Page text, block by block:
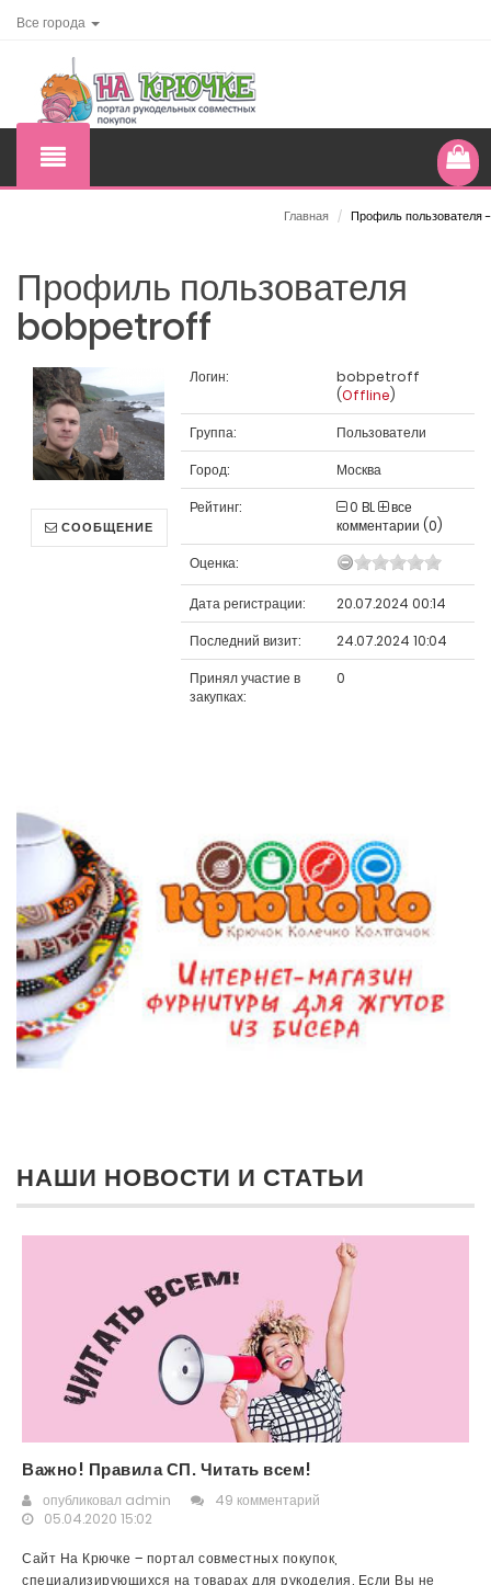
Все города
Главная / Профиль пользователя -
Профиль пользователя
bobpetroff
СООБЩЕНИЕ
Логин:
bobpetroff
(Offline)
Группа:
Пользователи
Город:
Москва
Рейтинг:
0 BL
все
комментарии (0)
Оценка:
Дата регистрации:
20.07.2024 00:14
Последний визит:
24.07.2024 10:04
Принял участие в
закупках:
0
НАШИ НОВОСТИ И СТАТЬИ
Важно! Правила СП. Читать всем!
опубликовал admin
49 комментарий
05.04.2020 15:02
Сайт На Крючке – портал совместных покупок,
специализирующихся на товарах для рукоделия. Если Вы не